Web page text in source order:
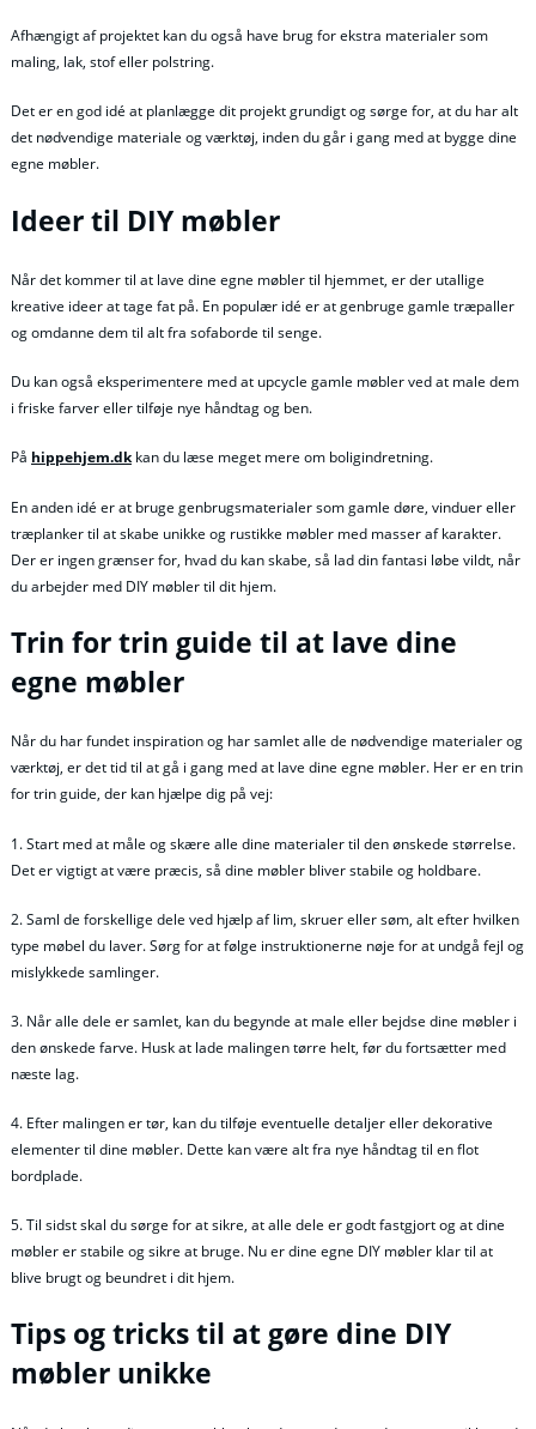
Afhængigt af projektet kan du også have brug for ekstra materialer som
maling, lak, stof eller polstring.
Det er en god idé at planlægge dit projekt grundigt og sørge for, at du har alt
det nødvendige materiale og værktøj, inden du går i gang med at bygge dine
egne møbler.
Ideer til DIY møbler
Når det kommer til at lave dine egne møbler til hjemmet, er der utallige
kreative ideer at tage fat på. En populær idé er at genbruge gamle træpaller
og omdanne dem til alt fra sofaborde til senge.
Du kan også eksperimentere med at upcycle gamle møbler ved at male dem
i friske farver eller tilføje nye håndtag og ben.
På hippehjem.dkkan du læse meget mere om boligindretning.
En anden idé er at bruge genbrugsmaterialer som gamle døre, vinduer eller
træplanker til at skabe unikke og rustikke møbler med masser af karakter.
Der er ingen grænser for, hvad du kan skabe, så lad din fantasi løbe vildt, når
du arbejder med DIY møbler til dit hjem.
Trin for trin guide til at lave dine
egne møbler
Når du har fundet inspiration og har samlet alle de nødvendige materialer og
værktøj, er det tid til at gå i gang med at lave dine egne møbler. Her er en trin
for trin guide, der kan hjælpe dig på vej:
1. Start med at måle og skære alle dine materialer til den ønskede størrelse.
Det er vigtigt at være præcis, så dine møbler bliver stabile og holdbare.
2. Saml de forskellige dele ved hjælp af lim, skruer eller søm, alt efter hvilken
type møbel du laver. Sørg for at følge instruktionerne nøje for at undgå fejl og
mislykkede samlinger.
3. Når alle dele er samlet, kan du begynde at male eller bejdse dine møbler i
den ønskede farve. Husk at lade malingen tørre helt, før du fortsætter med
næste lag.
4. Efter malingen er tør, kan du tilføje eventuelle detaljer eller dekorative
elementer til dine møbler. Dette kan være alt fra nye håndtag til en flot
bordplade.
5. Til sidst skal du sørge for at sikre, at alle dele er godt fastgjort og at dine
møbler er stabile og sikre at bruge. Nu er dine egne DIY møbler klar til at
blive brugt og beundret i dit hjem.
Tips og tricks til at gøre dine DIY
møbler unikke